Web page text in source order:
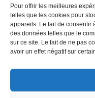
Pour offrir les meilleures
telles que les cookies pour
appareils. Le fait de consentir
des données telles que le
sur ce site. Le fait de ne pas
avoir un effet négatif sur
Mail: